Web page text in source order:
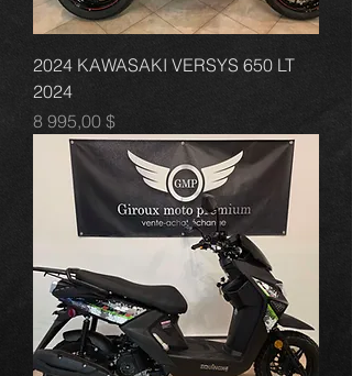
2024 KAWASAKI VERSYS 650 LT
2024
Prix
8 995,00 $